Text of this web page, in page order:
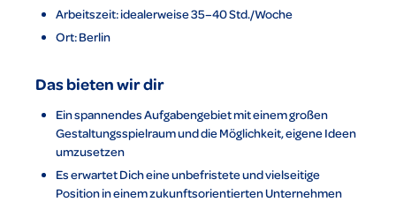
Arbeitszeit: idealerweise 35–40 Std./Woche
Ort: Berlin
Das bieten wir dir
Ein spannendes Aufgabengebiet mit einem großen
Gestaltungsspielraum und die Möglichkeit, eigene Ideen
umzusetzen
Es erwartet Dich eine unbefristete und vielseitige
Position in einem zukunftsorientierten Unternehmen